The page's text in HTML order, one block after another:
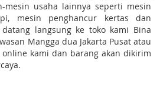
mesin usaha lainnya seperti mesin
mesin penghancur kertas dan
langsung ke toko kami Bina
Mangga dua Jakarta Pusat atau
kami dan barang akan dikirim